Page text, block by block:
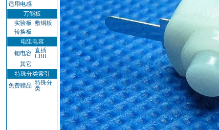
适用电感
万能板
实验板 敷铜板
转换板
电阻电容
钽电容 直插
CBB
其它
特殊分类索引
免费赠品 特殊分
类